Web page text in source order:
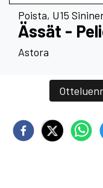
Poista, U15
Ässät -
Astora